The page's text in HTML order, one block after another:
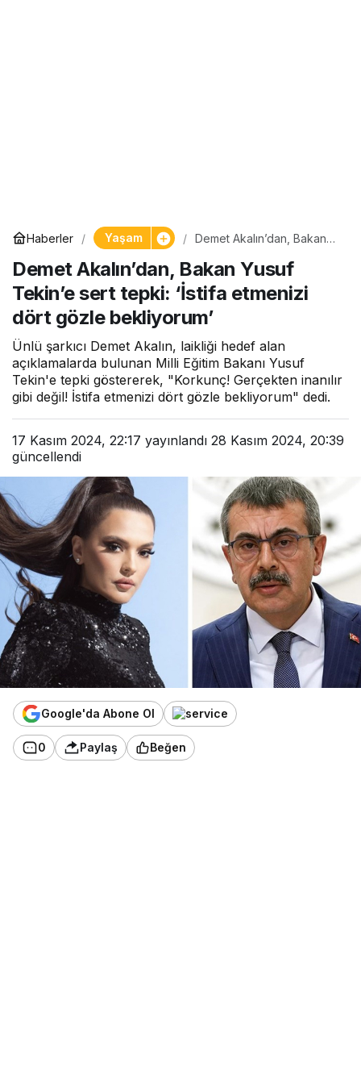
Haberler Yaşam
Demet Akalın’dan, Bakan
‘İstifa etmenizi dört gözle
bekliyorum’
Demet Akalın’dan, Bakan Yusuf
Tekin’e sert tepki: ‘İstifa etmenizi
dört gözle bekliyorum’
Ünlü şarkıcı Demet Akalın, laikliği hedef alan
açıklamalarda bulunan Milli Eğitim Bakanı Yusuf
Tekin'e tepki göstererek, "Korkunç! Gerçekten inanılır
gibi değil! İstifa etmenizi dört gözle bekliyorum" dedi.
17 Kasım 2024, 22:17 yayınlandı 28 Kasım 2024, 20:39
güncellendi
Google'da Abone Ol
0 Paylaş Beğen